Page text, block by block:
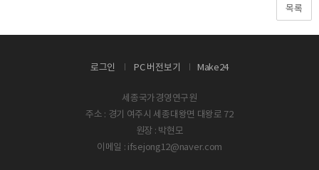
목록
로그인 PC 버전보기 Make24
세종국가경영연구원
주소 : 경기 여주시 세종대왕면 대왕로 72
원장 : 박현모
이메일 : ifsejong12@naver.com